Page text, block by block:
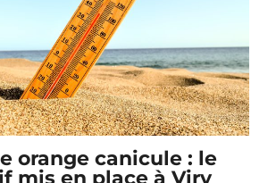
orange canicule : le